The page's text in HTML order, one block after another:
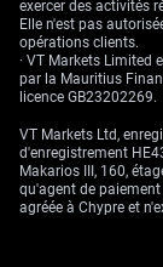
exercer des activités
Elle n'est pas
opérations clients.
· VT Markets Limited
par la Mauritius
licence GB23202269.
VT Markets Ltd,
d'enregistrement
Makarios III, 160,
qu'agent de
agréée à Chypre et